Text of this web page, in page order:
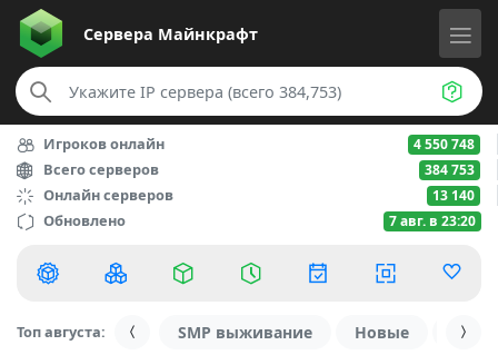
Сервера Майнкрафт
Игроков онлайн 4 550 748
Всего серверов 384 753
Онлайн серверов 13 140
Обновлено 7 авг. в 23:20
Топ августа: SMP выживание Новые С